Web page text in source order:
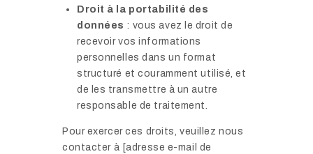
Droit à la portabilité des
données : vous avez le droit de
recevoir vos informations
personnelles dans un format
structuré et couramment utilisé, et
de les transmettre à un autre
responsable de traitement.
Pour exercer ces droits, veuillez nous
contacter à [adresse e-mail de